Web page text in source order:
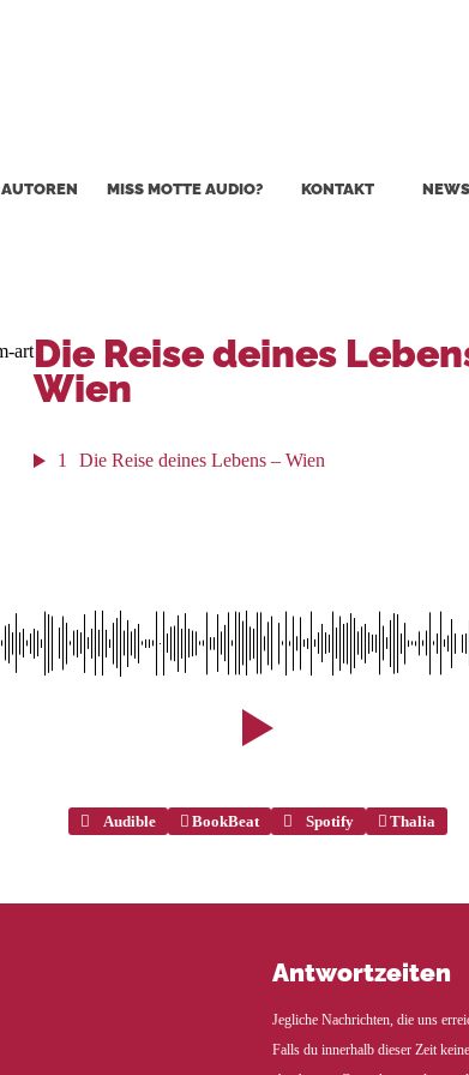
AUTOREN MISS MOTTE AUDIO? KONTAKT
Die Reise deines
Wien
1 Die Reise deines Lebens – Wien
Audible BookBeat Spotify Thalia
Antwortzeiten
Jegliche Nachrichten, die uns
Falls du innerhalb dieser Zeit